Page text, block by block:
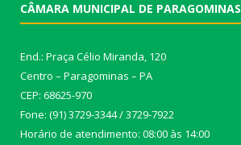
CÂMARA MUNICIPAL DE PARAGOMINAS
End.: Praça Célio Miranda, 120
Centro – Paragominas – PA
CEP: 68625-970
Fone: (91) 3729-3344 / 3729-7922
Horário de atendimento: 08:00 às 14:00